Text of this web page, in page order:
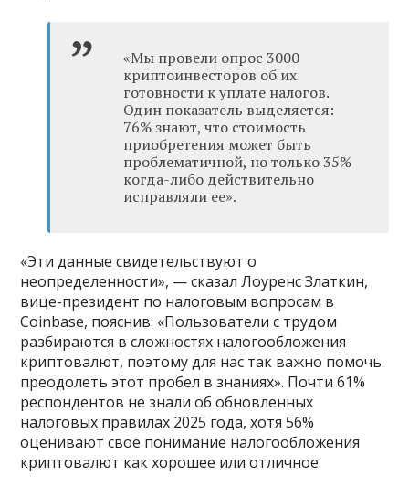
«Мы провели опрос 3000
криптоинвесторов об их
готовности к уплате налогов.
Один показатель выделяется:
76% знают, что стоимость
приобретения может быть
проблематичной, но только 35%
когда-либо действительно
исправляли ее».
«Эти данные свидетельствуют о
неопределенности», — сказал Лоуренс Златкин,
вице-президент по налоговым вопросам в
Coinbase, пояснив: «Пользователи с трудом
разбираются в сложностях налогообложения
криптовалют, поэтому для нас так важно помочь
преодолеть этот пробел в знаниях». Почти 61%
респондентов не знали об обновленных
налоговых правилах 2025 года, хотя 56%
оценивают свое понимание налогообложения
криптовалют как хорошее или отличное.